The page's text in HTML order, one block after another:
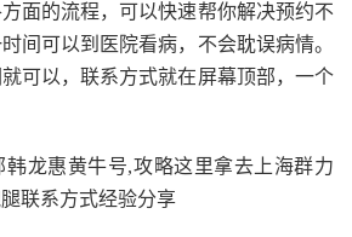
面的流程，可以快速帮你解决预约不
间可以到医院看病，不会耽误病情。
可以，联系方式就在屏幕顶部，一个
韩龙惠黄牛号,攻略这里拿去上海群力
联系方式经验分享